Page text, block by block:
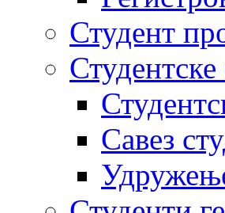
Студент
Студентске
Савез